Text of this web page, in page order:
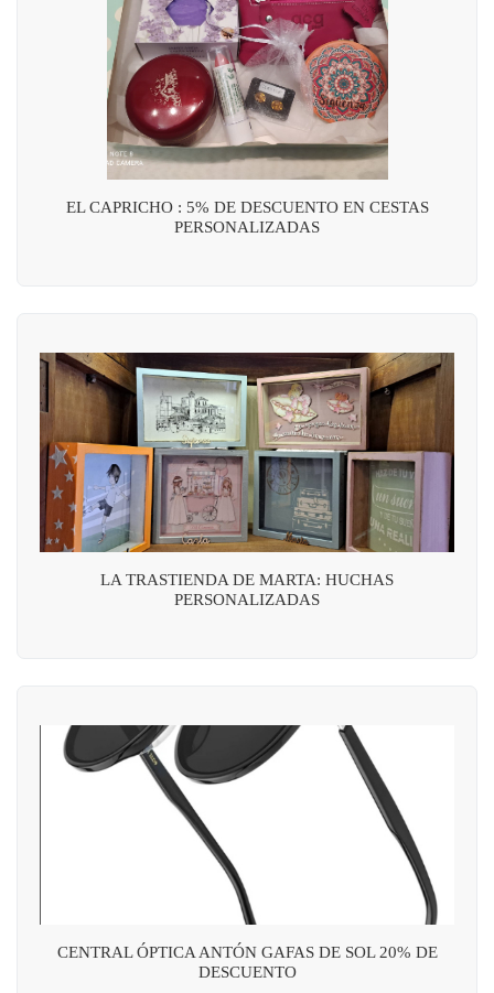
EL CAPRICHO : 5% DE DESCUENTO EN CESTAS
PERSONALIZADAS
LA TRASTIENDA DE MARTA: HUCHAS
PERSONALIZADAS
CENTRAL ÓPTICA ANTÓN GAFAS DE SOL 20% DE
DESCUENTO